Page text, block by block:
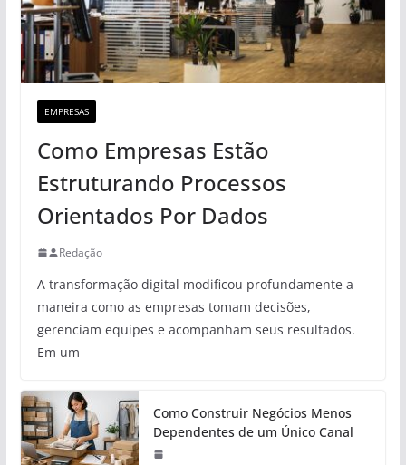
EMPRESAS
Como Empresas Estão
Estruturando Processos
Orientados Por Dados
Redação
A transformação digital modificou profundamente a
maneira como as empresas tomam decisões,
gerenciam equipes e acompanham seus resultados.
Em um
Como Construir Negócios Menos
Dependentes de um Único Canal